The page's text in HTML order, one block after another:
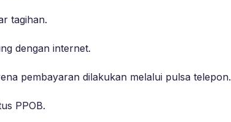
tagihan.
dengan internet.
pembayaran dilakukan melalui pulsa telepon.
PPOB.